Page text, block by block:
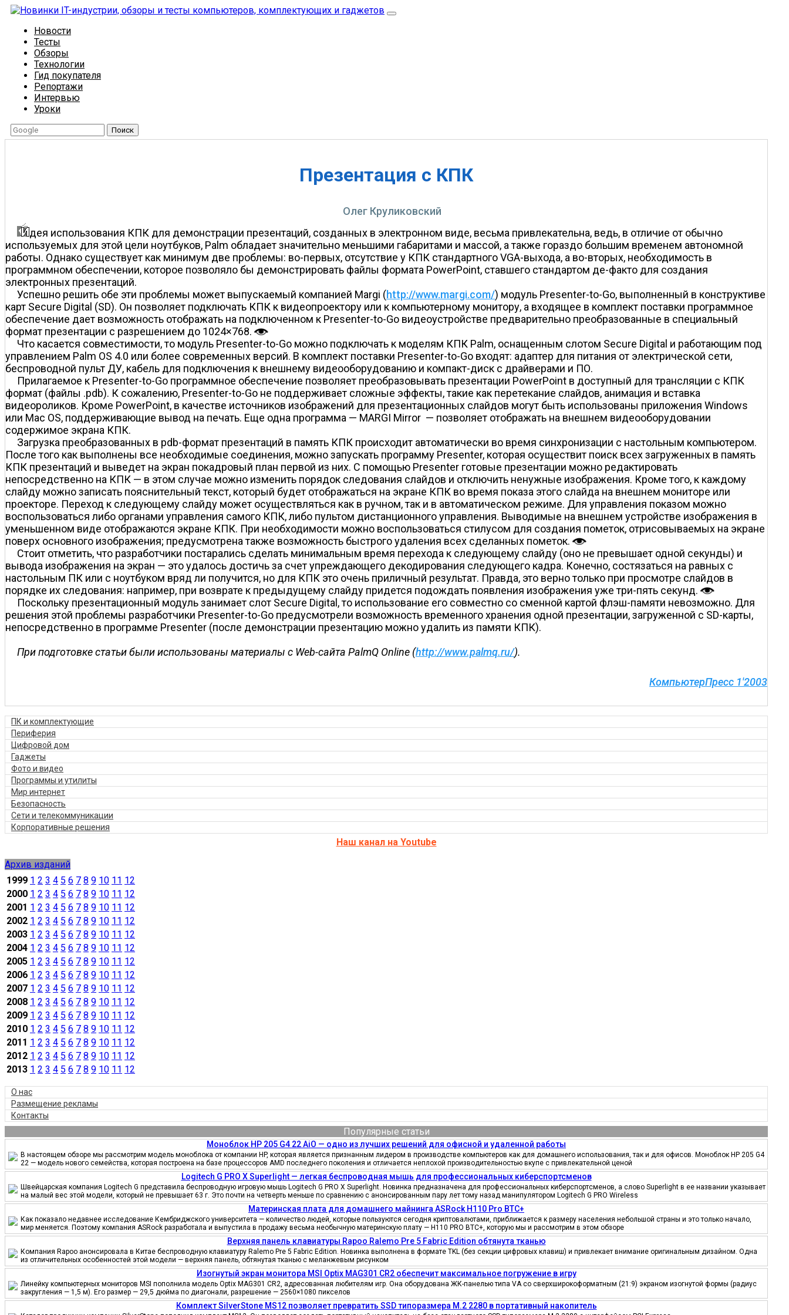
Новости
Тесты
Обзоры
Технологии
Гид покупателя
Репортажи
Интервью
Уроки
Поиск
Презентация с КПК
Олег Круликовский
дея использования КПК для демонстрации презентаций, созданных в электронном виде, весьма привлекательна, ведь, в отличие от обычно
используемых для этой цели ноутбуков, Palm обладает значительно меньшими габаритами и массой, а также гораздо большим временем автономной
работы. Однако существует как минимум две проблемы: во-первых, отсутствие у КПК стандартного VGA-выхода, а во-вторых, необходимость в
программном обеспечении, которое позволяло бы демонстрировать файлы формата PowerPoint, ставшего стандартом де-факто для создания
электронных презентаций.
Успешно решить обе эти проблемы может выпускаемый компанией Margi (http://www.margi.com/) модуль Presenter-to-Go, выполненный в конструктиве
карт Secure Digital (SD). Он позволяет подключать КПК к видеопроектору или к компьютерному монитору, а входящее в комплект поставки программное
обеспечение дает возможность отображать на подключенном к Presenter-to-Go видеоустройстве предварительно преобразованные в специальный
формат презентации с разрешением до 1024×768.
Что касается совместимости, то модуль Presenter-to-Go можно подключать к моделям КПК Palm, оснащенным слотом Secure Digital и работающим под
управлением Palm OS 4.0 или более современных версий. В комплект поставки Presenter-to-Go входят: адаптер для питания от электрической сети,
беспроводной пульт ДУ, кабель для подключения к внешнему видеооборудованию и компакт-диск с драйверами и ПО.
Прилагаемое к Presenter-to-Go программное обеспечение позволяет преобразовывать презентации PowerPoint в доступный для трансляции с КПК
формат (файлы .pdb). К сожалению, Presenter-to-Go не поддерживает сложные эффекты, такие как перетекание слайдов, анимация и вставка
видеороликов. Кроме PowerPoint, в качестве источников изображений для презентационных слайдов могут быть использованы приложения Windows
или Mac OS, поддерживающие вывод на печать. Еще одна программа — MARGI Mirror — позволяет отображать на внешнем видеооборудовании
содержимое экрана КПК.
Загрузка преобразованных в pdb-формат презентаций в память КПК происходит автоматически во время синхронизации с настольным компьютером.
После того как выполнены все необходимые соединения, можно запускать программу Presenter, которая осуществит поиск всех загруженных в память
КПК презентаций и выведет на экран покадровый план первой из них. С помощью Presenter готовые презентации можно редактировать
непосредственно на КПК — в этом случае можно изменить порядок следования слайдов и отключить ненужные изображения. Кроме того, к каждому
слайду можно записать пояснительный текст, который будет отображаться на экране КПК во время показа этого слайда на внешнем мониторе или
проекторе. Переход к следующему слайду может осуществляться как в ручном, так и в автоматическом режиме. Для управления показом можно
воспользоваться либо органами управления самого КПК, либо пультом дистанционного управления. Выводимые на внешнем устройстве изображения в
уменьшенном виде отображаются экране КПК. При необходимости можно воспользоваться стилусом для создания пометок, отрисовываемых на экране
поверх основного изображения; предусмотрена также возможность быстрого удаления всех сделанных пометок.
Стоит отметить, что разработчики постарались сделать минимальным время перехода к следующему слайду (оно не превышает одной секунды) и
вывода изображения на экран — это удалось достичь за счет упреждающего декодирования следующего кадра. Конечно, состязаться на равных с
настольным ПК или с ноутбуком вряд ли получится, но для КПК это очень приличный результат. Правда, это верно только при просмотре слайдов в
порядке их следования: например, при возврате к предыдущему слайду придется подождать появления изображения уже три-пять секунд.
Поскольку презентационный модуль занимает слот Secure Digital, то использование его совместно со сменной картой флэш-памяти невозможно. Для
решения этой проблемы разработчики Presenter-to-Go предусмотрели возможность временного хранения одной презентации, загруженной с SD-карты,
непосредственно в программе Presenter (после демонстрации презентацию можно удалить из памяти КПК).
При подготовке статьи были использованы материалы с Web-сайта PalmQ Online (http://www.palmq.ru/).
КомпьютерПресс 1'2003
ПК и комплектующие
Периферия
Цифровой дом
Гаджеты
Фото и видео
Программы и утилиты
Мир интернет
Безопасность
Сети и телекоммуникации
Корпоративные решения
Наш канал на Youtube
Архив изданий
1999 1 2 3 4 5 6 7 8 9 10 11 12
2000 1 2 3 4 5 6 7 8 9 10 11 12
2001 1 2 3 4 5 6 7 8 9 10 11 12
2002 1 2 3 4 5 6 7 8 9 10 11 12
2003 1 2 3 4 5 6 7 8 9 10 11 12
2004 1 2 3 4 5 6 7 8 9 10 11 12
2005 1 2 3 4 5 6 7 8 9 10 11 12
2006 1 2 3 4 5 6 7 8 9 10 11 12
2007 1 2 3 4 5 6 7 8 9 10 11 12
2008 1 2 3 4 5 6 7 8 9 10 11 12
2009 1 2 3 4 5 6 7 8 9 10 11 12
2010 1 2 3 4 5 6 7 8 9 10 11 12
2011 1 2 3 4 5 6 7 8 9 10 11 12
2012 1 2 3 4 5 6 7 8 9 10 11 12
2013 1 2 3 4 5 6 7 8 9 10 11 12
О нас
Размещение рекламы
Контакты
Популярные статьи
Моноблок HP 205 G4 22 AiO — одно из лучших решений для офисной и удаленной работы
В настоящем обзоре мы рассмотрим модель моноблока от компании HP, которая является признанным лидером в производстве компьютеров как для домашнего использования, так и для офисов. Моноблок HP 205 G4
22 — модель нового семейства, которая построена на базе процессоров AMD последнего поколения и отличается неплохой производительностью вкупе с привлекательной ценой
Logitech G PRO X Superlight — легкая беспроводная мышь для профессиональных киберспортсменов
Швейцарская компания Logitech G представила беспроводную игровую мышь Logitech G PRO X Superlight. Новинка предназначена для профессиональных киберспортсменов, а слово Superlight в ее названии указывает
на малый вес этой модели, который не превышает 63 г. Это почти на четверть меньше по сравнению с анонсированным пару лет тому назад манипулятором Logitech G PRO Wireless
Материнская плата для домашнего майнинга ASRock H110 Pro BTC+
Как показало недавнее исследование Кембриджского университета — количество людей, которые пользуются сегодня криптовалютами, приближается к размеру населения небольшой страны и это только начало,
мир меняется. Поэтому компания ASRock разработала и выпустила в продажу весьма необычную материнскую плату — H110 PRO BTC+, которую мы и рассмотрим в этом обзоре
Верхняя панель клавиатуры Rapoo Ralemo Pre 5 Fabric Edition обтянута тканью
Компания Rapoo анонсировала в Китае беспроводную клавиатуру Ralemo Pre 5 Fabric Edition. Новинка выполнена в формате TKL (без секции цифровых клавиш) и привлекает внимание оригинальным дизайном. Одна
из отличительных особенностей этой модели — верхняя панель, обтянутая тканью с меланжевым рисунком
Изогнутый экран монитора MSI Optix MAG301 CR2 обеспечит максимальное погружение в игру
Линейку компьютерных мониторов MSI пополнила модель Optix MAG301 CR2, адресованная любителям игр. Она оборудована ЖК-панелью типа VA со сверхширокоформатным (21:9) экраном изогнутой формы (радиус
закругления — 1,5 м). Его размер — 29,5 дюйма по диагонали, разрешение — 2560×1080 пикселов
Комплект SilverStone MS12 позволяет превратить SSD типоразмера M.2 2280 в портативный накопитель